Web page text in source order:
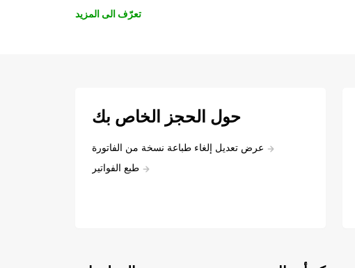
تعرّف الى المزيد
حول الحجز الخاص بك
عرض تعديل إلغاء طباعة نسخة من الفاتورة
طبع الفواتير